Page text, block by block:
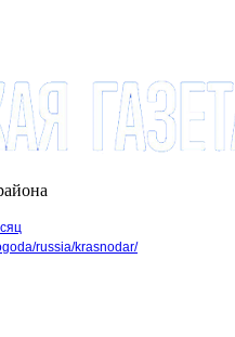
russia/krasnodar/